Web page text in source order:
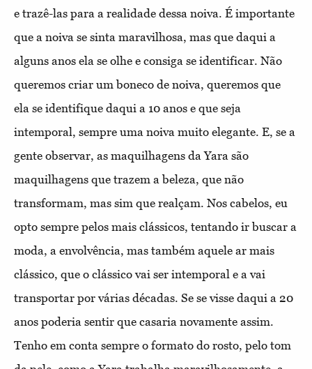
e trazê-las para a realidade dessa noiva. É importante
que a noiva se sinta maravilhosa, mas que daqui a
alguns anos ela se olhe e consiga se identificar. Não
queremos criar um boneco de noiva, queremos que
ela se identifique daqui a 10 anos e que seja
intemporal, sempre uma noiva muito elegante. E, se a
gente observar, as maquilhagens da Yara são
maquilhagens que trazem a beleza, que não
transformam, mas sim que realçam. Nos cabelos, eu
opto sempre pelos mais clássicos, tentando ir buscar a
moda, a envolvência, mas também aquele ar mais
clássico, que o clássico vai ser intemporal e a vai
transportar por várias décadas. Se se visse daqui a 20
anos poderia sentir que casaria novamente assim.
Tenho em conta sempre o formato do rosto, pelo tom